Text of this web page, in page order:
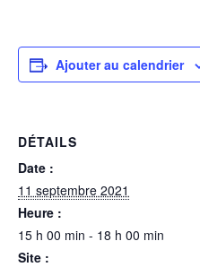
Ajouter au calendrier
DÉTAILS
Date :
11 septembre 2021
Heure :
15 h 00 min - 18 h 00 min
Site :